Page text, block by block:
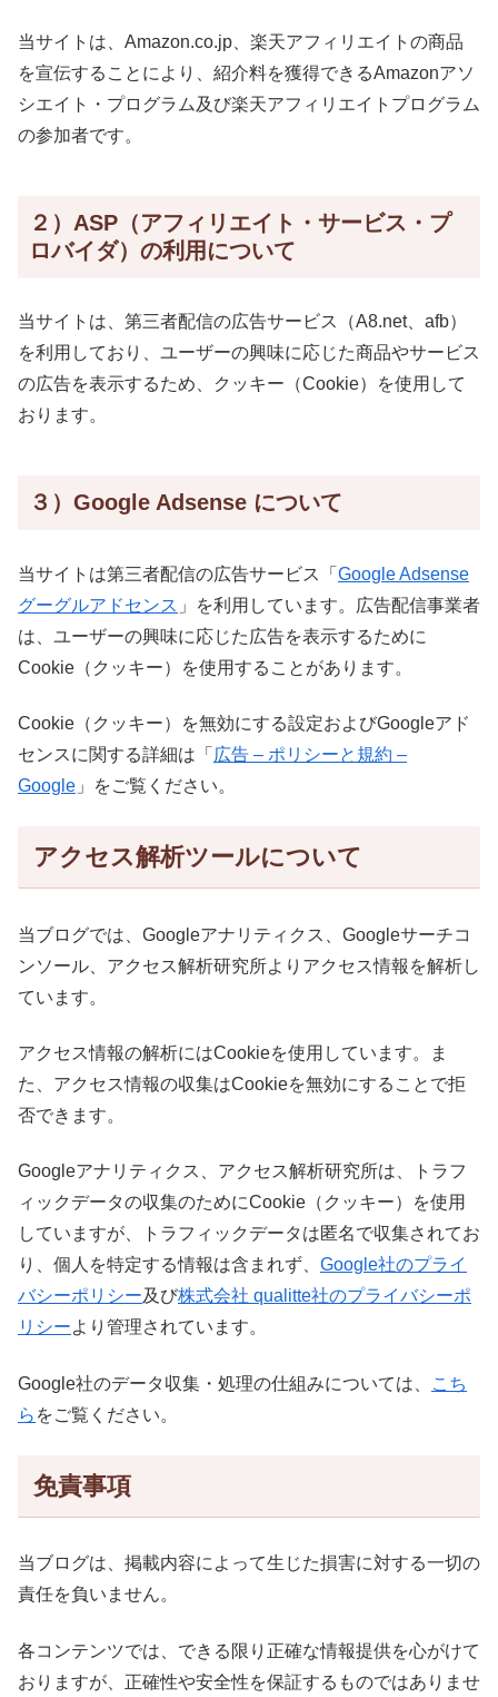
当サイトは、Amazon.co.jp、楽天アフィリエイトの商品
を宣伝することにより、紹介料を獲得できるAmazonアソ
シエイト・プログラム及び楽天アフィリエイトプログラム
の参加者です。
２）ASP（アフィリエイト・サービス・プ
ロバイダ）の利用について
当サイトは、第三者配信の広告サービス（A8.net、afb）
を利用しており、ユーザーの興味に応じた商品やサービス
の広告を表示するため、クッキー（Cookie）を使用して
おります。
３）Google Adsense について
当サイトは第三者配信の広告サービス「 Google Adsense
グーグルアドセンス 」を利用しています。広告配信事業者
は、ユーザーの興味に応じた広告を表示するために
Cookie（クッキー）を使用することがあります。
Cookie（クッキー）を無効にする設定およびGoogleアド
センスに関する詳細は「 広告 – ポリシーと規約 –
Google 」をご覧ください。
アクセス解析ツールについて
当ブログでは、Googleアナリティクス、Googleサーチコ
ンソール、アクセス解析研究所よりアクセス情報を解析し
ています。
アクセス情報の解析にはCookieを使用しています。ま
た、アクセス情報の収集はCookieを無効にすることで拒
否できます。
Googleアナリティクス、アクセス解析研究所は、トラフ
ィックデータの収集のためにCookie（クッキー）を使用
していますが、トラフィックデータは匿名で収集されてお
り、個人を特定する情報は含まれず、 Google社のプライ
バシーポリシー及び株式会社 qualitte社のプライバシーポ
リシーより管理されています。
Google社のデータ収集・処理の仕組みについては、
こち
ら をご覧ください。
免責事項
当ブログは、掲載内容によって生じた損害に対する一切の
責任を負いません。
各コンテンツでは、できる限り正確な情報提供を心がけて
おりますが、正確性や安全性を保証するものではありませ